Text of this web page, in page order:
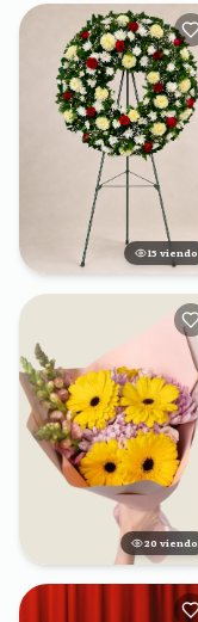
15 viendo
20 viendo